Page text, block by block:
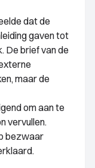
dat de
gaven tot
De brief van de
maar de
om aan te
vervullen.
bezwaar